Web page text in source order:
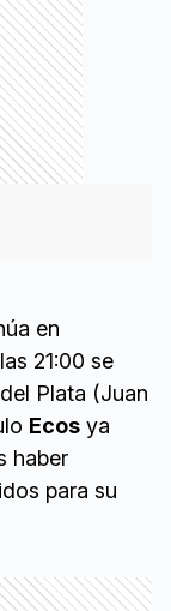
en
21:00 se
Plata (Juan
Ecos ya
haber
para su